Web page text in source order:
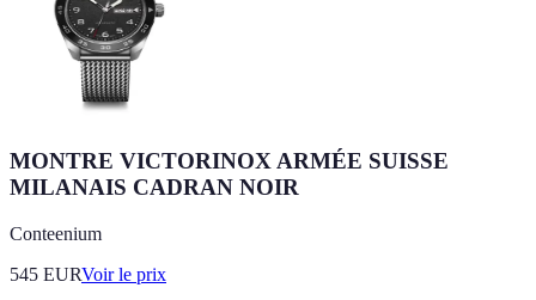
MONTRE VICTORINOX ARMÉE SUISSE
MILANAIS CADRAN NOIR
Conteenium
545 EURVoir le prix